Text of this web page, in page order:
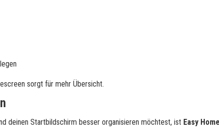
sorgt für mehr Übersicht.
deinen Startbildschirm besser organisieren möchtest, ist Easy